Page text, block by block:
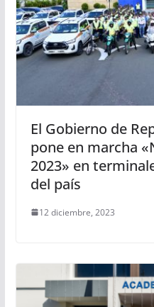
El Gobierno de
pone en marcha
2023» en
del país
12 diciembre, 2023